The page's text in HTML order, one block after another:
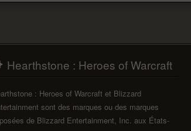
Hearthstone : Heroes of Warcraft
: Heroes of Warcraft et Blizzard
sont des marques ou des marques
de Blizzard Entertainment, Inc. aux États-